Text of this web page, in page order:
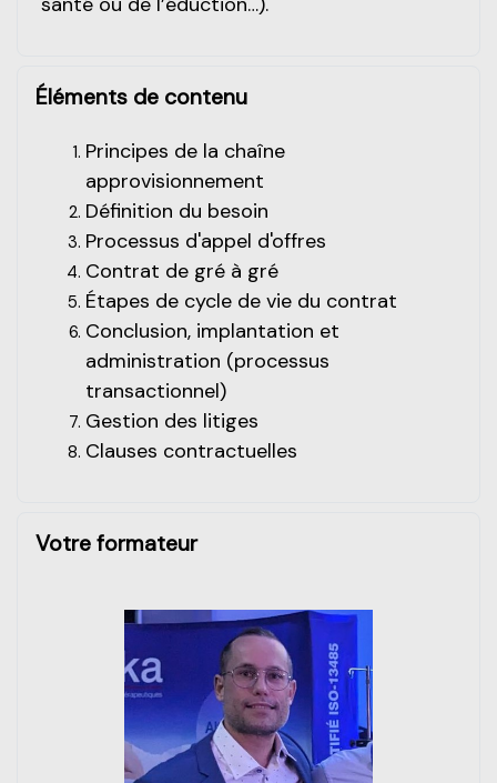
Éléments de contenu
Principes de la chaîne
approvisionnement
Définition du besoin
Processus d'appel d'offres
Contrat de gré à gré
Étapes de cycle de vie du contrat
Conclusion, implantation et
administration (processus
transactionnel)
Gestion des litiges
Clauses contractuelles
Votre formateur